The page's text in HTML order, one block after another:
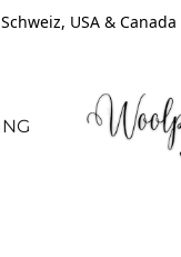
USA & Canada